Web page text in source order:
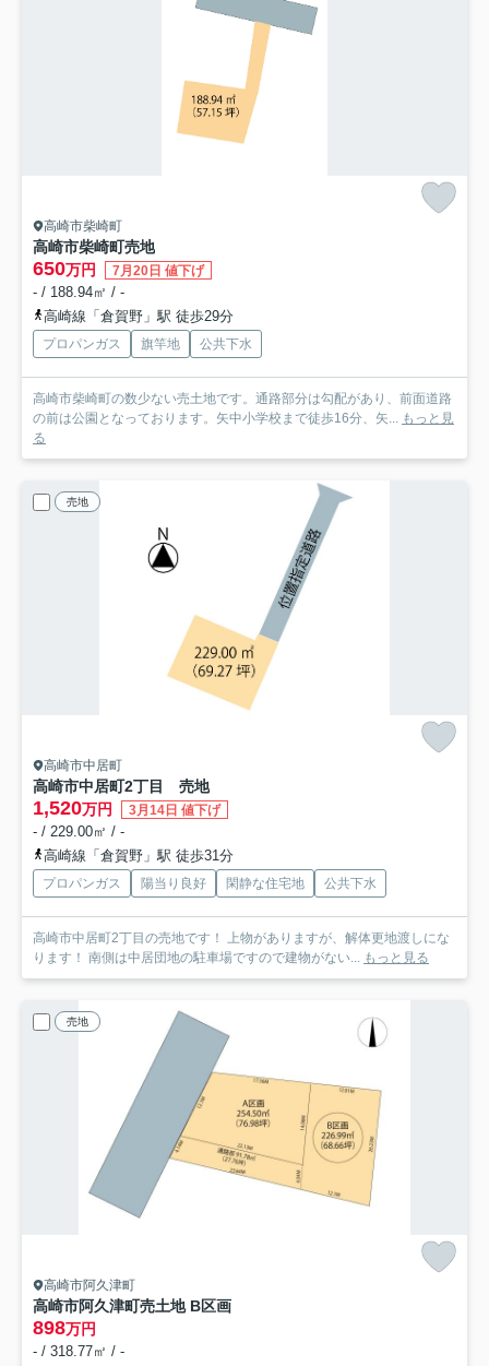
高崎市柴崎町
高崎市柴崎町売地
650万円 7月20日 値下げ
- / 188.94㎡ / -
高崎線「倉賀野」駅 徒歩29分
プロパンガス 旗竿地 公共下水
高崎市柴崎町の数少ない売土地です。通路部分は勾配があり、前面道路
の前は公園となっております。矢中小学校まで徒歩16分、矢... もっと見
る
売地
高崎市中居町
高崎市中居町2丁目 売地
1,520万円 3月14日 値下げ
- / 229.00㎡ / -
高崎線「倉賀野」駅 徒歩31分
プロパンガス 陽当り良好 閑静な住宅地 公共下水
高崎市中居町2丁目の売地です！ 上物がありますが、解体更地渡しにな
ります！ 南側は中居団地の駐車場ですので建物がない... もっと見る
売地
高崎市阿久津町
高崎市阿久津町売土地 B区画
898万円
- / 318.77㎡ / -